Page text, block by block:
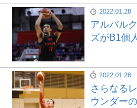
2022.01.28
アルバル
ズがB1個
2022.01.28
さらなる
ウンダー